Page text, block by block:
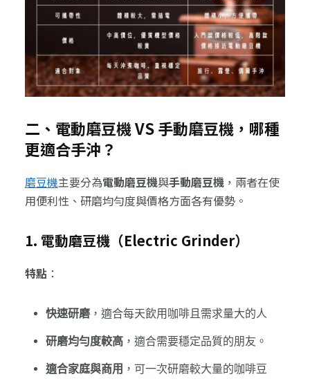
二、電動磨豆機 VS 手動磨豆機，哪種
更適合手沖？
磨豆機主要分為電動磨豆機與手動磨豆機，兩者在使
用便利性、研磨均勻度與價格方面各有優勢。
1. 電動磨豆機（Electric Grinder）
特點 ：
快速研磨，適合每天飲用咖啡且需求量大的人
研磨均勻度較高，適合需要穩定品質的朋友。
適合家庭與商用 ，可一次研磨較大量的咖啡豆